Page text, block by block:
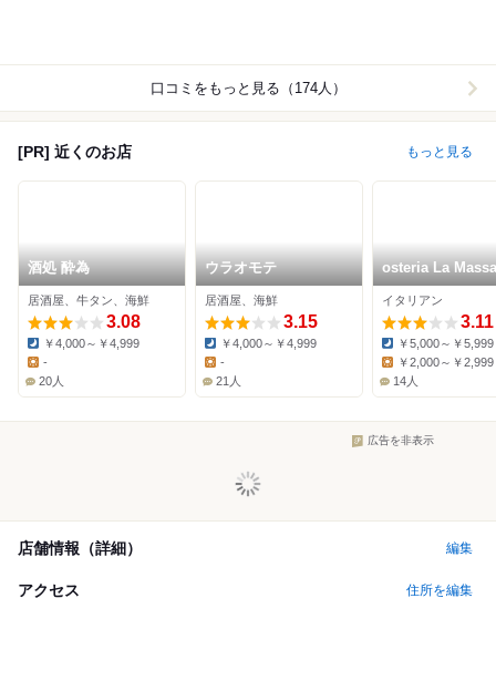
口コミをもっと見る（174人）
[PR] 近くのお店 もっと見る
酒処 酔為
居酒屋、牛タン、海鮮
3.08
Dinner:
￥4,000～￥4,999
Lunch:
-
20人
ウラオモテ
居酒屋、海鮮
3.15
Dinner:
￥4,000～￥4,999
Lunch:
-
21人
osteria La Massa
イタリアン
3.11
Dinner:
￥5,000～￥5,999
Lunch:
￥2,000～￥2,999
14人
広告を非表示
店舗情報（詳細） 編集
アクセス 住所を編集